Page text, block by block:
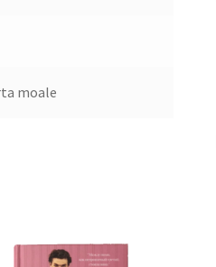
moale